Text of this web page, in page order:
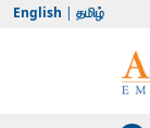
English | தமிழ்